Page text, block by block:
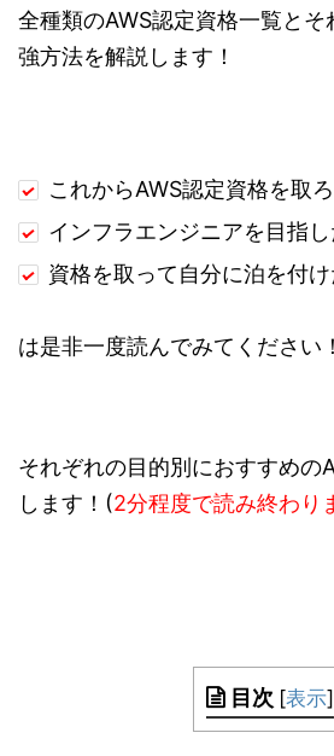
全種類のAWS認定資格一覧と
強方法を解説します！
これからAWS認定資格を取
インフラエンジニアを目指
資格を取って自分に泊を付
は是非一度読んでみてください！
それぞれの目的別におすすめの
します！(2分程度で読み終わり
目次 [表示]